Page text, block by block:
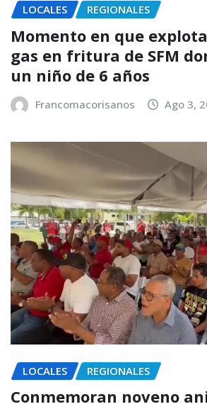
LOCALES REGIONALES
Momento en que
gas en fritura de SFM
un niño de 6 años
Francomacorisanos Ago 3,
LOCALES REGIONALES
Conmemoran noveno